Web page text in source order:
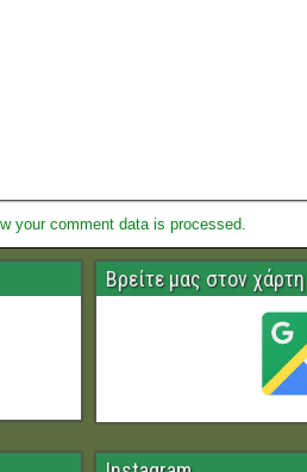
your comment data is processed.
Βρείτε μας στον χάρτη